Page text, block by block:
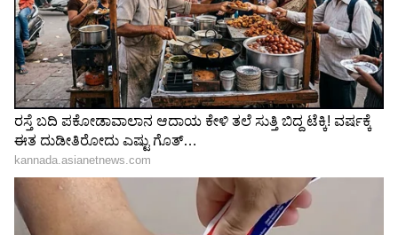
ಕೋನದಾಸನಪುರದಲ್ಲಿ ನಿರ್ಮಿಸಲಾಗಿರುವ
ಅಪಾರ್ಟ್‌ಮೆಂಟ್‌ಗಳಲ್ಲಿ ಖಾಲಿಯಿರುವ ಫ್ಲ್ಯಾಟ್‌ಗಳ ಬೆಲೆ